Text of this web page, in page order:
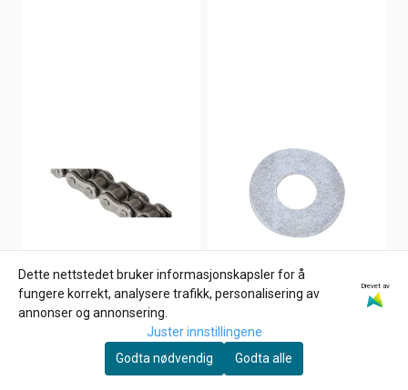
Dette nettstedet bruker informasjonskapsler for å
fungere korrekt, analysere trafikk, personalisering av
annonser og annonsering.
Drevet av
Juster innstillingene
Godta nødvendig
Godta alle